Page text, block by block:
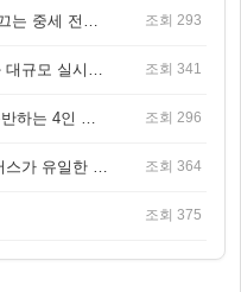
조회 293
조회 341
조회 296
조회 364
조회 375